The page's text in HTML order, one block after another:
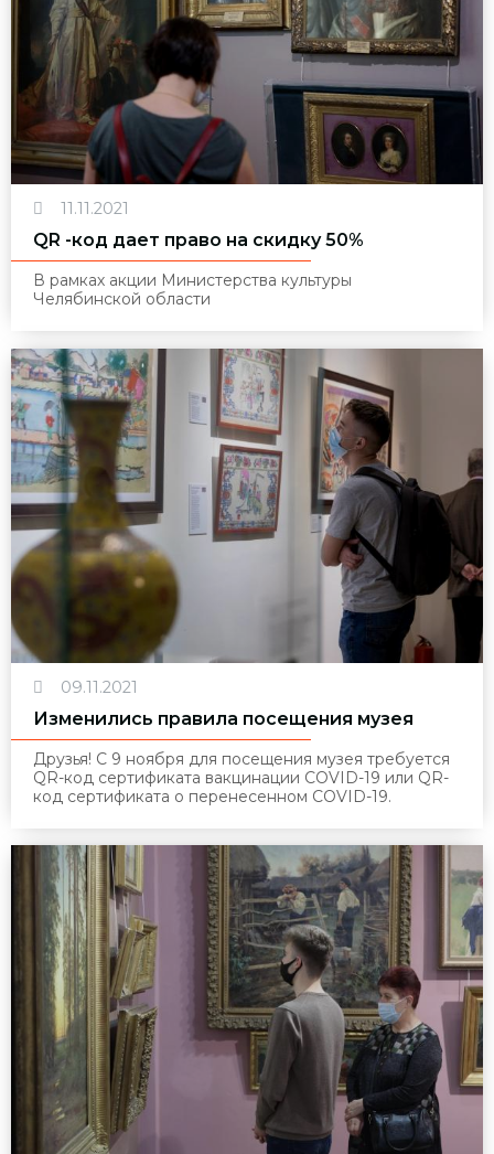
11.11.2021
QR -код дает право на скидку 50%
В рамках акции Министерства культуры
Челябинской области
09.11.2021
Изменились правила посещения музея
Друзья! С 9 ноября для посещения музея требуется
QR-код сертификата вакцинации COVID-19 или QR-
код сертификата о перенесенном COVID-19.